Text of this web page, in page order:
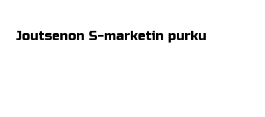
Joutsenon S-marketin purku